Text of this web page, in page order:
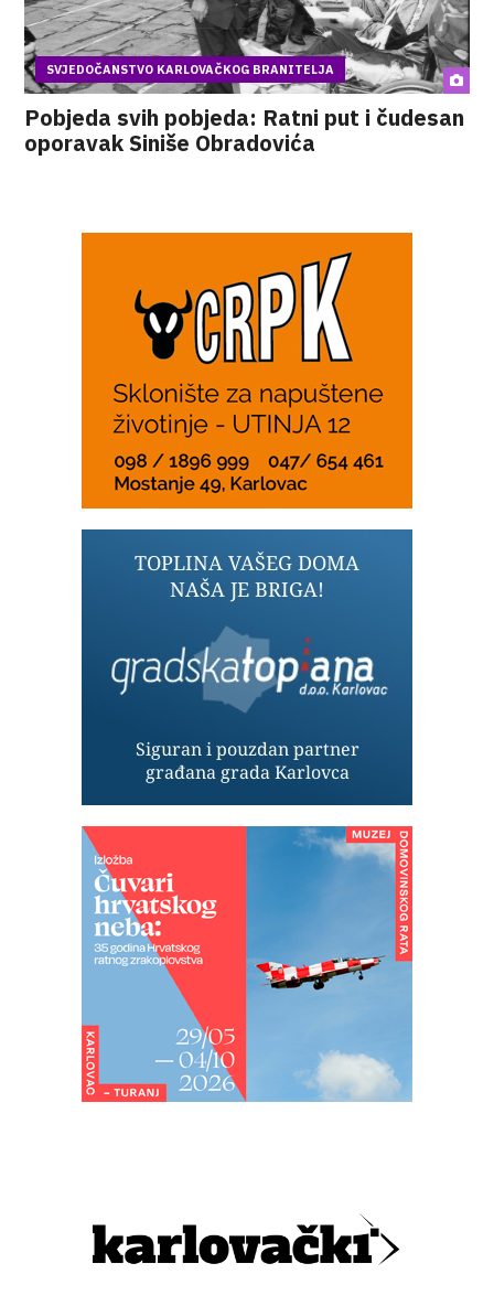
SVJEDOČANSTVO KARLOVAČKOG BRANITELJA
Pobjeda svih pobjeda: Ratni put i čudesan
oporavak Siniše Obradovića